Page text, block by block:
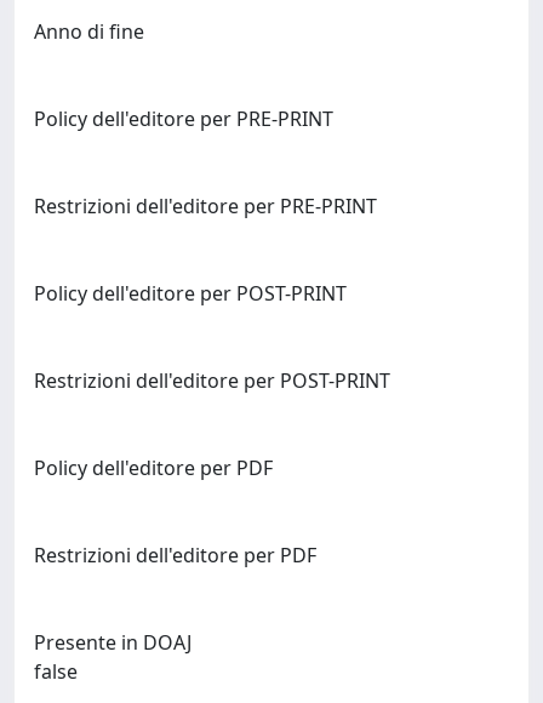
Anno di fine
Policy dell'editore per PRE-PRINT
Restrizioni dell'editore per PRE-PRINT
Policy dell'editore per POST-PRINT
Restrizioni dell'editore per POST-PRINT
Policy dell'editore per PDF
Restrizioni dell'editore per PDF
Presente in DOAJ